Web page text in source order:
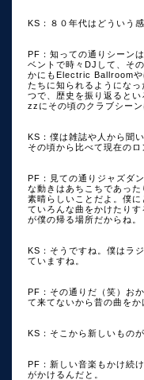
KS：８０年代はどういう
PF：知っての通りシーン
ベントで時々DJして、そ
かにもElectric Ballroomや
たちに知られるようにな
つで、歴史を振り返ると
zzにその頃のクラブシー
KS：僕は雑誌や人から聞
その頃から比べて現在の
PF：見ての通りジャズダ
な動きはあちこちであっ
素晴らしいことだよ。僕
ていろんな曲をかけたり
が僕の帰る場所だからね。
KS：そうですね。僕はラ
ていますね。
PF：その通りだ（笑）お
て来てないから昔の曲をか
KS：そこから新しいもの
PF：新しい音楽もかけ続
がかけるんだと。